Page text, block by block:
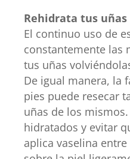
Rehidrata tus uñas
El continuo uso de
constantemente las
tus uñas
De igual manera, la
pies puede resecar
uñas de los
hidratados y evitar
aplica vaselina